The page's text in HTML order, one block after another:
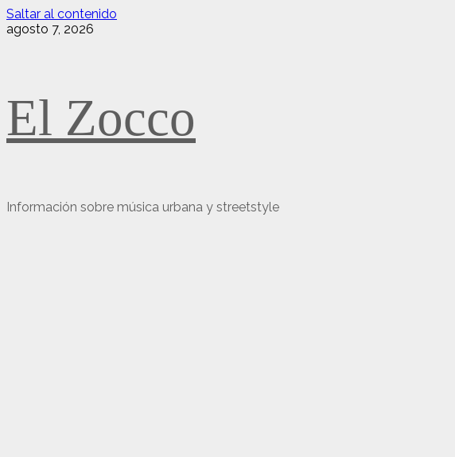
Saltar al contenido
agosto 7, 2026
El Zocco
Información sobre música urbana y streetstyle